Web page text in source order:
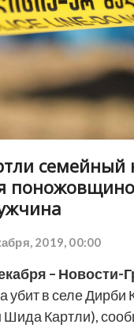
семейный
2019, 00:00
– Новости-
убит в селе Дирби
Шида Картли),